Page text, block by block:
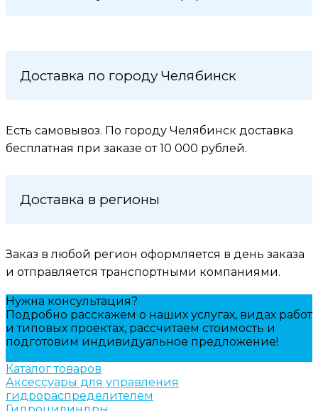
Доставка по городу Челябинск
Есть самовывоз. По городу Челябинск доставка
бесплатная при заказе от 10 000 рублей.
Доставка в регионы
Заказ в любой регион оформляется в день заказа
и отправляется транспортными компаниями.
Нужна консультация?
Подробно расскажем о наших услугах, видах работ
и типовых проектах, рассчитаем стоимость и
подготовим индивидуальное предложение!
Каталог товаров
Аксессуары для управления
гидрораспределителем